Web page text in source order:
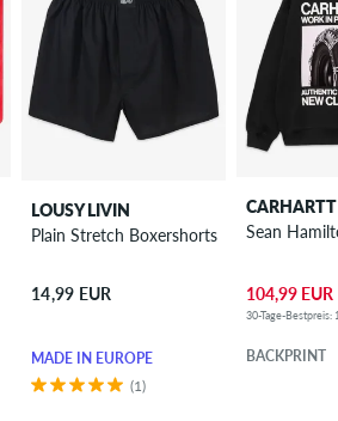
LOUSY LIVIN
Plain Stretch Boxershorts
14,99 EUR
MADE IN EUROPE
(1)
Sean
104,99 EUR
30-Tage-Bestpreis:
BACKPRINT